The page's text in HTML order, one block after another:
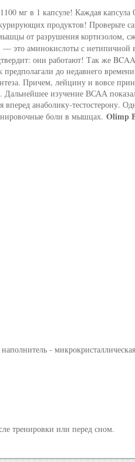
мг в 1 капсуле! Каждая
продуктов! Проверьте
от разрушения кортизолом,
— это аминокислоты с нетипичной
они работают! Так же BCAA
до недавнего времени
Причем, лейцину и вовсе
Дальнейшее изучение ВСАА
анаболику-тестостерону.
боли в мышцах. Olimp
-
тренировки или перед сном.